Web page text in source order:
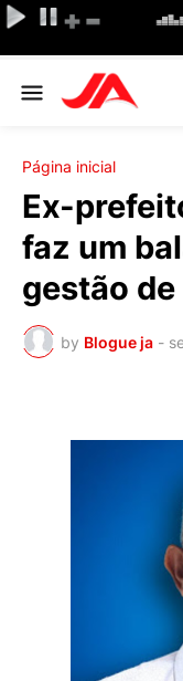
Página inicial
Ex-
faz um
gestão
by Blogue ja -